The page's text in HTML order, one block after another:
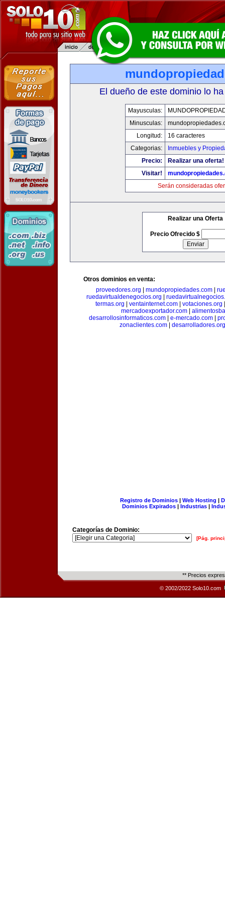
El dueño de este dominio lo
Mayusculas:
Minusculas:
Longitud:
16 caracteres
Categorias:
Inmuebles y
Precio:
Realizar una oferta!
Visitar!
Serán consideradas
Realizar una Oferta
Precio Ofrecido $
Otros dominios en venta:
proveedores.org
mundopropiedades.com
ruedavirtualdenegocios.org
termas.org
ventainternet.com votaciones.org
mercadoexportador.com|
desarrollosinformaticos.com| e-mercado.com|
zonaclientes.com
desarrolladores.org
Registro de Dominios| Web Hosting |
Dominios Expirados | Industrias |
Categorías de Dominio:
[Pág.
** Precios
© 2002/2022 Solo10.com